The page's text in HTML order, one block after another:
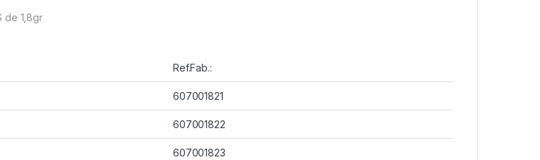
de 1,8gr
Ref.Fab.:
607001821
607001822
607001823